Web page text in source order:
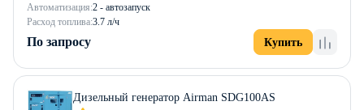
Автоматизация:2 - автозапуск
Расход топлива:3.7 л/ч
По запросу Купить
Дизельный генератор Airman SDG100AS